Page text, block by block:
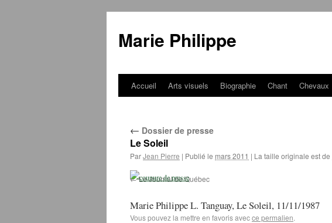
Marie Philippe
Aller
contenu
Accueil Arts visuels Biographie Chant Chevaux
← Dossier de presse
Le Soleil
ParJean Pierre | Publié le mars 2011 | La taille originale est de
Le Journal de Québec
Marie Philippe L. Tanguay, Le Soleil, 11/11/1987
Vous pouvez la mettre en favoris avecce permalien.